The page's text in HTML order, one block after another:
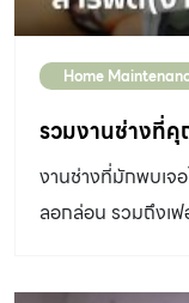
Home
รวมงานช่างที่
งานช่างที่มักพบเจ
ลอกล่อน รวมถึงเฟ